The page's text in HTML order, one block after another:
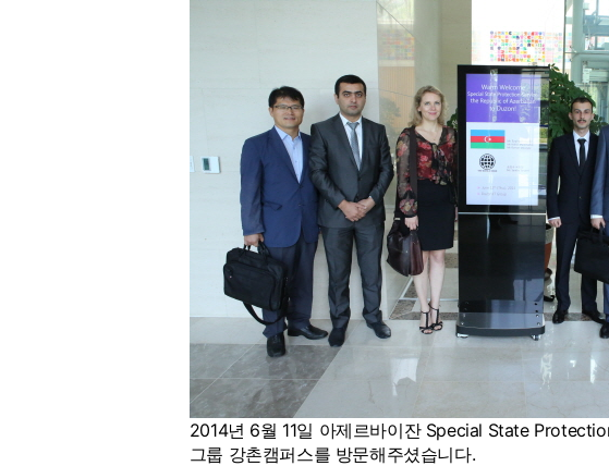
2014년 6월 11일 아제르바이잔 Special State
그룹 강촌캠퍼스를 방문해주셨습니다.